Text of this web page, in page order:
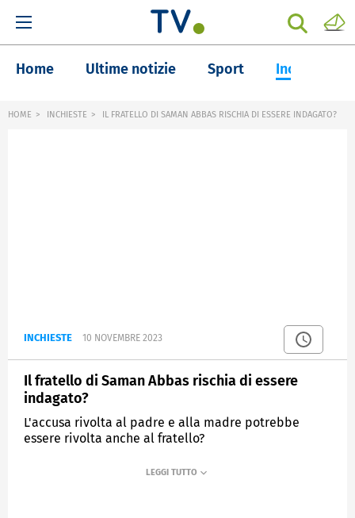
Home Ultime notizie Sport Inchieste
HOME INCHIESTE IL FRATELLO DI SAMAN ABBAS RISCHIA DI ESSERE INDAGATO?
INCHIESTE 10 NOVEMBRE 2023
Il fratello di Saman Abbas rischia di essere
indagato?
L'accusa rivolta al padre e alla madre potrebbe
essere rivolta anche al fratello?
QUARTO GRADO